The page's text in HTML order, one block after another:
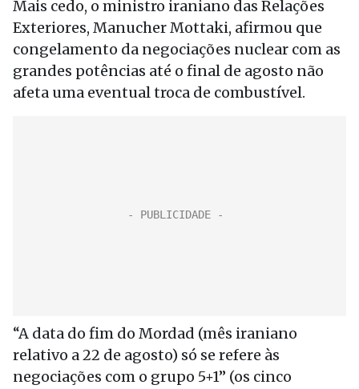
Mais cedo, o ministro iraniano das Relações
Exteriores, Manucher Mottaki, afirmou que
congelamento da negociações nuclear com as
grandes potências até o final de agosto não
afeta uma eventual troca de combustível.
“A data do fim do Mordad (mês iraniano
relativo a 22 de agosto) só se refere às
negociações com o grupo 5+1” (os cinco